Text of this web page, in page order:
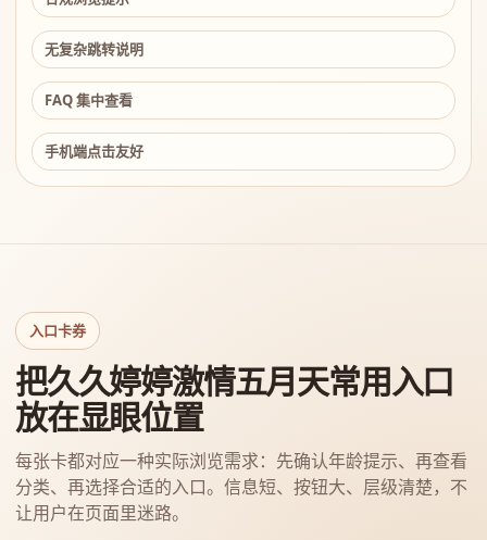
无复杂跳转说明
FAQ 集中查看
手机端点击友好
入口卡券
把久久婷婷激情五月天常用入口
放在显眼位置
每张卡都对应一种实际浏览需求：先确认年龄提示、再查看
分类、再选择合适的入口。信息短、按钮大、层级清楚，不
让用户在页面里迷路。